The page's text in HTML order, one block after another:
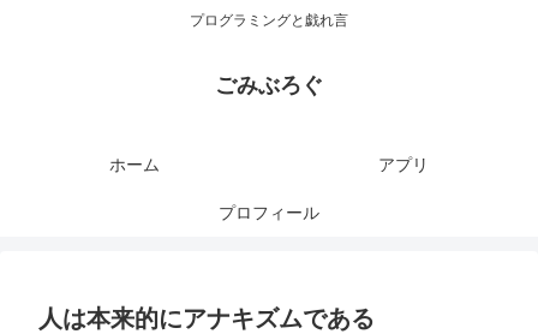
プログラミングと戯れ言
ごみぶろぐ
ホーム アプリ
プロフィール
人は本来的にアナキズムである